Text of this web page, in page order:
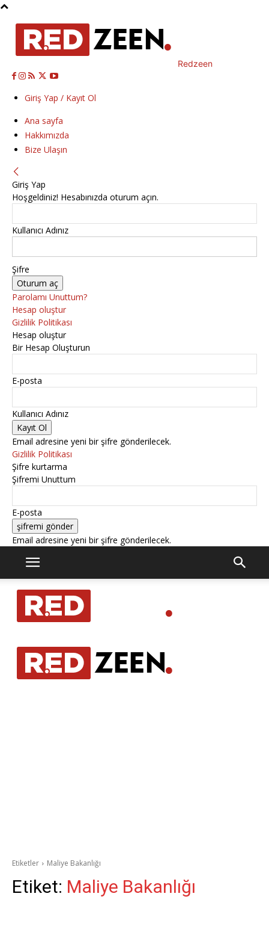
Redzeen
Giriş Yap / Kayıt Ol
Ana sayfa
Hakkımızda
Bize Ulaşın
Giriş Yap
Hoşgeldiniz! Hesabınızda oturum açın.
Kullanıcı Adınız
Şifre
Parolamı Unuttum?
Hesap oluştur
Gizlilik Politikası
Hesap oluştur
Bir Hesap Oluşturun
E-posta
Kullanıcı Adınız
Email adresine yeni bir şifre gönderilecek.
Gizlilik Politikası
Şifre kurtarma
Şifremi Unuttum
E-posta
Email adresine yeni bir şifre gönderilecek.
Etiketler Maliye Bakanlığı
Etiket: Maliye Bakanlığı